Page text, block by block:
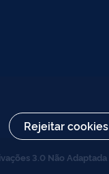
3.0 Não Adaptada
Rejeitar cookies